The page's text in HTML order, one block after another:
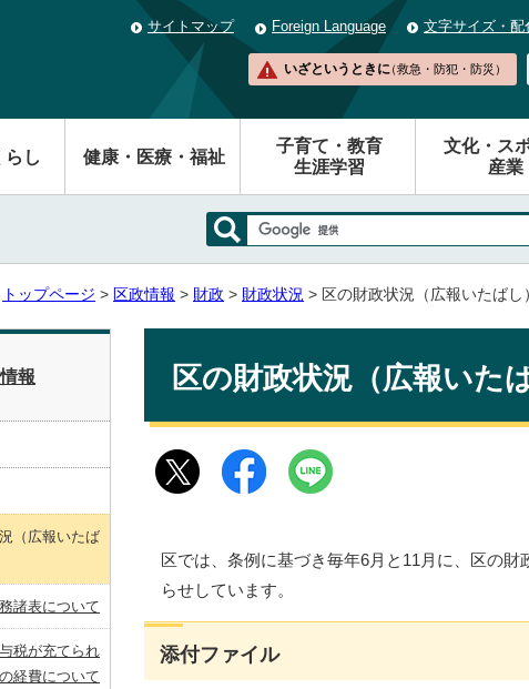
サイトマップ Foreign Language 文字サイズ・配
いざというときに（救急・防犯・防災）
らし 健康・医療・福祉
子育て・教育
生涯学習
文化・ス
産業
トップページ > 区政情報 > 財政 > 財政状況 > 区の財政状況（広報いたばし
区の財政状況（広報いた
区では、条例に基づき毎年6月と11月に、区の
らせしています。
添付ファイル
報
（広報いたば
諸表について
税が充てられ
経費について